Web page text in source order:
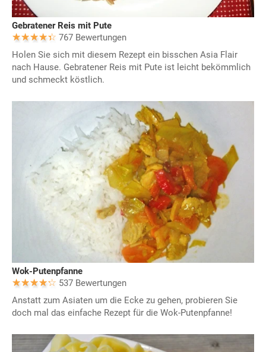
Gebratener Reis mit Pute
767 Bewertungen
Holen Sie sich mit diesem Rezept ein bisschen Asia Flair
nach Hause. Gebratener Reis mit Pute ist leicht bekömmlich
und schmeckt köstlich.
Wok-Putenpfanne
537 Bewertungen
Anstatt zum Asiaten um die Ecke zu gehen, probieren Sie
doch mal das einfache Rezept für die Wok-Putenpfanne!